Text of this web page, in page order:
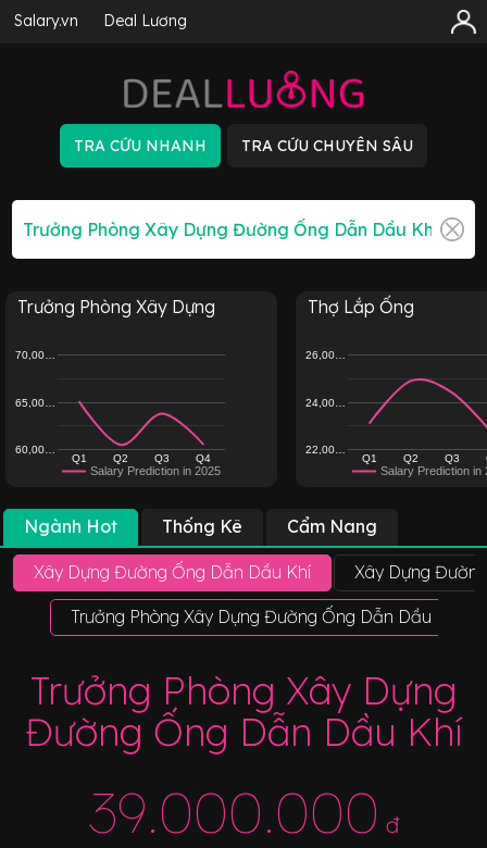
Salary.vn Deal Lương
Trưởng Phòng Xây Dựng
Salary Prediction in 2025
Q1 Q2 Q3 Q4
60,00…
65,00…
70,00…
Thợ Lắp Ống
Salary Prediction in
Q1 Q2 Q3
22,00…
24,00…
26,00…
Ngành Hot Thống Kê Cẩm Nang
Xây Dựng Đường Ống Dẫn Dầu Khí Xây Dựng
Trưởng Phòng Xây Dựng Đường Ống Dẫn Dầu Khí
Trưởng Phòng Xây Dựng
Đường Ống Dẫn Dầu Khí
39.000.000 đ